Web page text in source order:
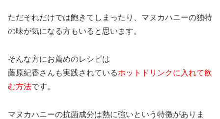
ただそれだけでは飽きてしまったり、マヌカハニーの独特
の味が気になる方もいると思います。
そんな方にお薦めのレシピは
藤原紀香さんも実践されているホットドリンクに入れて飲
む方法です。
マヌカハニーの抗菌成分は熱に強いという特徴がありま